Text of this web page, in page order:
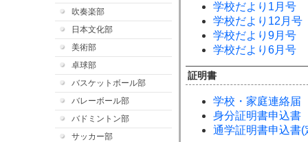
吹奏楽部
日本文化部
美術部
卓球部
バスケットボール部
バレーボール部
バドミントン部
サッカー部
学校だより1月号
学校だより12月号
学校だより9月号
学校だより6月号
証明書
学校・家庭連絡届
身分証明書申込書
通学証明書申込書(